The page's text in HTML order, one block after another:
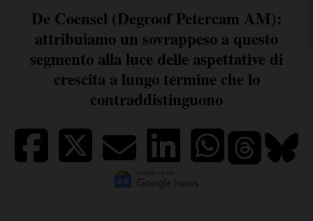
De Coensel (Degroof Petercam AM):
attribuiamo un sovrappeso a questo
segmento alla luce delle aspettative di
crescita a lungo termine che lo
contraddistinguono